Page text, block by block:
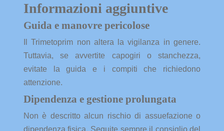
Informazioni aggiuntive
Guida e manovre pericolose
Il Trimetoprim non altera la vigilanza in genere.
Tuttavia, se avvertite capogiri o stanchezza,
evitate la guida e i compiti che richiedono
attenzione.
Dipendenza e gestione prolungata
Non è descritto alcun rischio di assuefazione o